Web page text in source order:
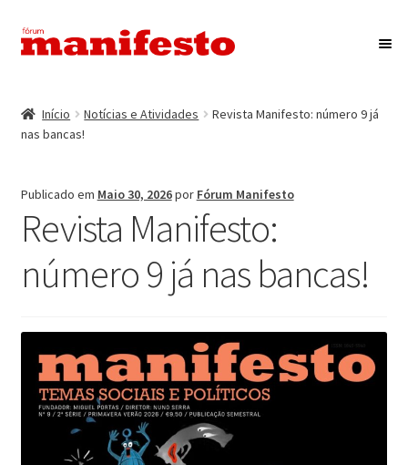
Ir
para
Saltar
para
Associação Fórum Manifesto
Revista Manifesto
Contactos
Início Notícias e Atividades
Revista Manifesto: número 9 já
nas bancas!
Publicado em Maio 30, 2026por Fórum Manifesto
Revista Manifesto:
número 9 já nas bancas!